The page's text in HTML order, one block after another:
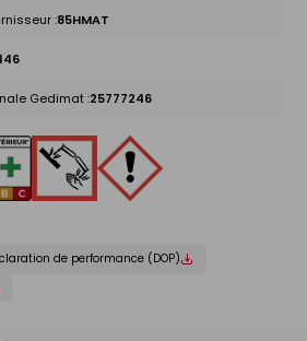
:85HMAT
Gedimat :25777246
de performance (DOP)